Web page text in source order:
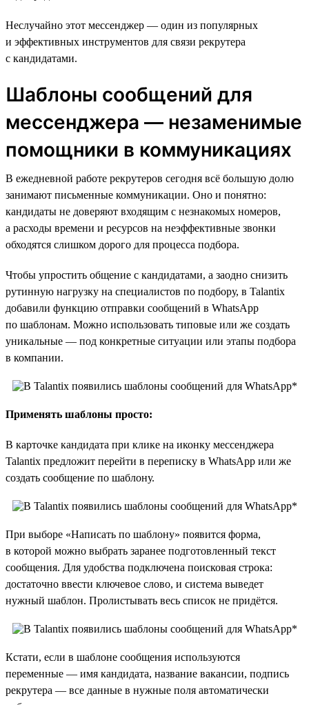
Неслучайно этот мессенджер — один из популярных
и эффективных инструментов для связи рекрутера
с кандидатами.
Шаблоны сообщений для
мессенджера — незаменимые
помощники в коммуникациях
В ежедневной работе рекрутеров сегодня всё большую долю
занимают письменные коммуникации. Оно и понятно:
кандидаты не доверяют входящим с незнакомых номеров,
а расходы времени и ресурсов на неэффективные звонки
обходятся слишком дорого для процесса подбора.
Чтобы упростить общение с кандидатами, а заодно снизить
рутинную нагрузку на специалистов по подбору, в Talantix
добавили функцию отправки сообщений в WhatsApp
по шаблонам. Можно использовать типовые или же создать
уникальные — под конкретные ситуации или этапы подбора
в компании.
Применять шаблоны просто:
В карточке кандидата при клике на иконку мессенджера
Talantix предложит перейти в переписку в WhatsApp или же
создать сообщение по шаблону.
При выборе «Написать по шаблону» появится форма,
в которой можно выбрать заранее подготовленный текст
сообщения. Для удобства подключена поисковая строка:
достаточно ввести ключевое слово, и система выведет
нужный шаблон. Пролистывать весь список не придётся.
Кстати, если в шаблоне сообщения используются
переменные — имя кандидата, название вакансии, подпись
рекрутера — все данные в нужные поля автоматически